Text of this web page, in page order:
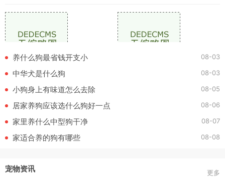
养什么狗最省钱开支小 08-03
中华犬是什么狗 08-03
小狗身上有味道怎么去除 08-05
居家养狗应该选什么狗好一点 08-06
家里养什么中型狗干净 08-07
家适合养的狗有哪些 08-08
宠物资讯 更多